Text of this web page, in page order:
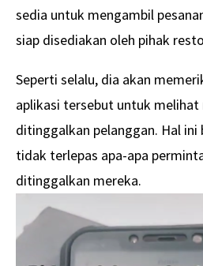
sedia untuk mengambil
siap disediakan oleh pihak
Seperti selalu, dia akan
aplikasi tersebut untuk melihat
ditinggalkan pelanggan. Hal
tidak terlepas apa-apa
ditinggalkan mereka.